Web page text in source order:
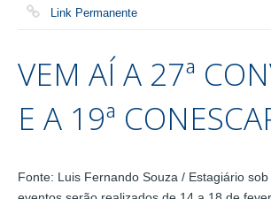
Link Permanente
VEM AÍ A 27ª
E A 19ª
Fonte: Luis Fernando Souza / Estagiário